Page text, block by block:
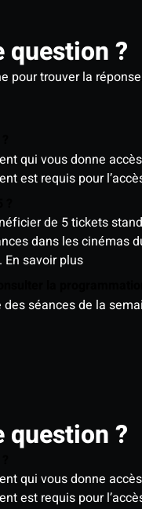
question ?
pour trouver la
qui vous donne
est requis pour
de 5 tickets
dans les cinémas
En savoir plus
séances de la
question ?
qui vous donne
est requis pour